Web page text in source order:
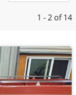
1 - 2 of 14